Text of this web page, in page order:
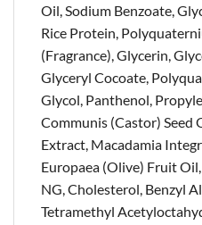
Oil, Sodium Benzoate,
Rice Protein,
(Fragrance), Glycerin,
Glyceryl Cocoate,
Glycol, Panthenol,
Communis (Castor) Seed
Extract, Macadamia
Europaea (Olive) Fruit
NG, Cholesterol, Benzyl
Tetramethyl